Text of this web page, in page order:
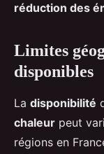
réduction des
Limites
disponibles
La disponibilité
chaleur peut
régions en